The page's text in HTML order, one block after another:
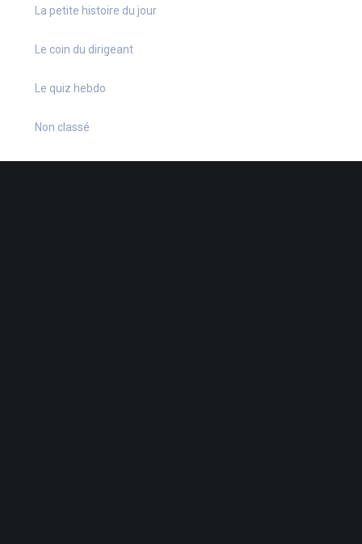
La petite histoire du jour
Le coin du dirigeant
Le quiz hebdo
Non classé